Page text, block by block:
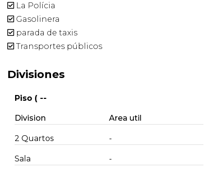
La Polícia
Gasolinera
parada de taxis
Transportes públicos
Divisiones
Piso ( --
Division Area util
2 Quartos -
Sala -